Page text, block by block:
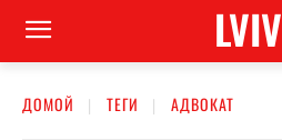
LVIV
ДОМОЙ ТЕГИ АДВОКАТ